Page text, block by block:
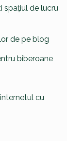
spațiul de lucru
de pe blog
biberoane
cu